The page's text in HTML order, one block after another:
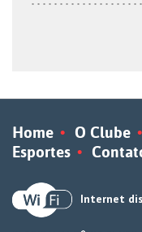
Home O Clube
Esportes
Internet